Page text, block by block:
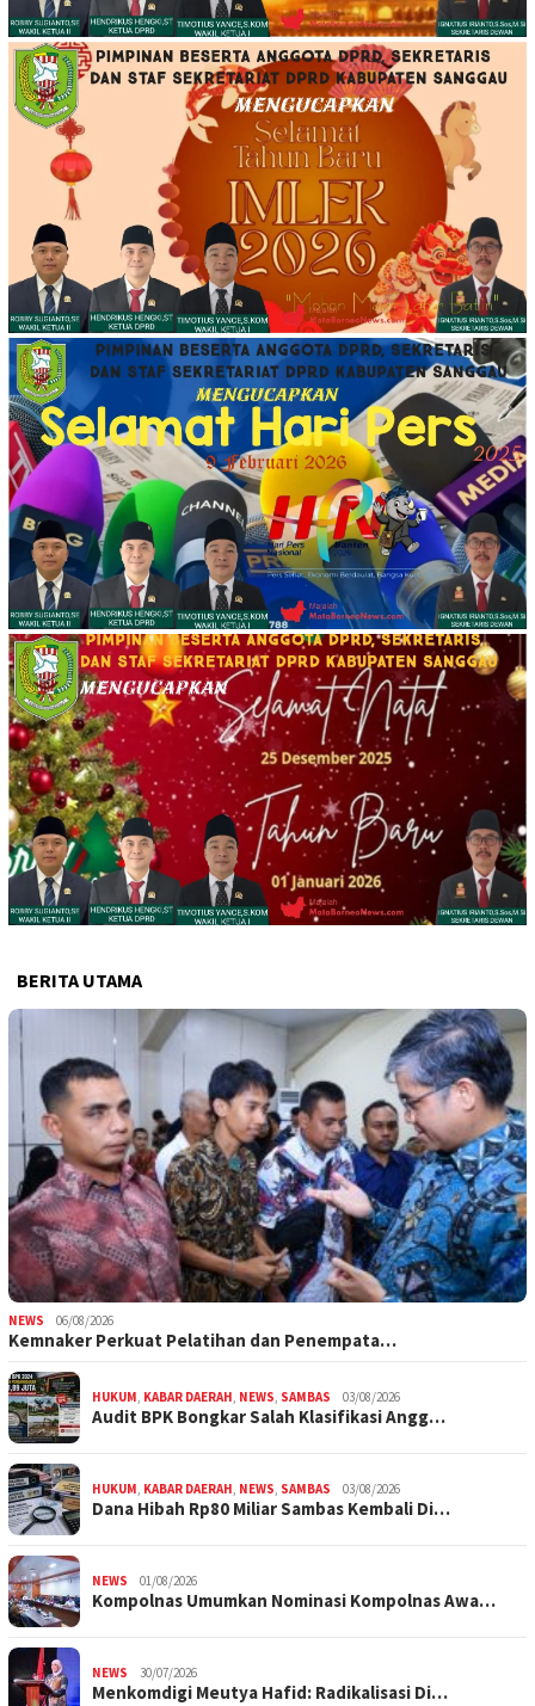
BERITA UTAMA
NEWS 06/08/2026
Kemnaker Perkuat Pelatihan dan Penempata…
HUKUM, KABAR DAERAH, NEWS, SAMBAS 03/08/2026
Audit BPK Bongkar Salah Klasifikasi Angg…
HUKUM, KABAR DAERAH, NEWS, SAMBAS 03/08/2026
Dana Hibah Rp80 Miliar Sambas Kembali Di…
NEWS 01/08/2026
Kompolnas Umumkan Nominasi Kompolnas Awa…
NEWS 30/07/2026
Menkomdigi Meutya Hafid: Radikalisasi Di…